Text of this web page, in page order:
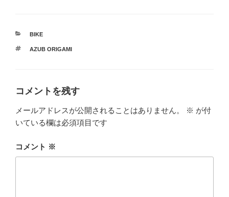
カ
ゴ
BIKE
タ
AZUB ORIGAMI
コメントを残す
メールアドレスが公開されることはありません。 ※ が付
いている欄は必須項目です
コメント ※